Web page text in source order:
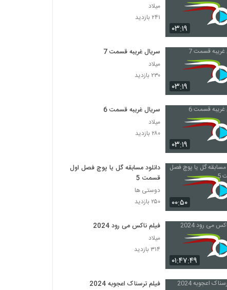
۰۳:۱۹
میلاد
۲۴۱ بازدید
۰۳:۱۹
سریال غریبه قسمت 7
میلاد
۲۳۰ بازدید
۰۳:۱۹
سریال غریبه قسمت 6
میلاد
۲۸۰ بازدید
۰۰:۵۰
دانلود مسابقه گل یا پوچ فصل اول
قسمت 5
دوستی ها
۲۵۰ بازدید
۰۱:۴۷:۴۹
فیلم ناکس می رود 2024
میلاد
۳۱۴ بازدید
فیلم ترسناک اعجوبه 2024